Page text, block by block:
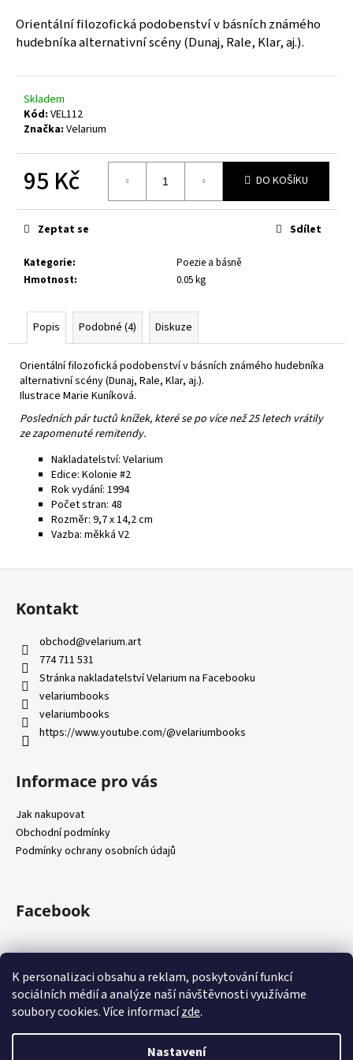
K personalizaci obsahu a reklam, poskytování funkcí
sociálních médií a analýze naší návštěvnosti využíváme
soubory cookies. Více informacízde.
Nastavení
Orientální filozofická podobenství v básních známého
hudebníka alternativní scény (Dunaj, Rale, Klar, aj.).
Skladem
Kód: VEL112
Značka: Velarium
95 Kč
cena:
DO KOŠÍKU
Kategorie:
Poezie a básně
Hmotnost: 0.05 kg
Zeptat se Sdílet
Popis Podobné (4) Diskuze
Orientální filozofická podobenství v básních známého hudebníka
alternativní scény (Dunaj, Rale, Klar, aj.).
Ilustrace Marie Kuníková.
Posledních pár tuctů knížek, které se po více než 25 letech vrátily
ze zapomenuté remitendy.
Nakladatelství: Velarium
Edice: Kolonie #2
Rok vydání: 1994
Počet stran: 48
Rozměr: 9,7 x 14,2 cm
Vazba: měkká V2
a
j
t
?
HLEDAT
o
p
u
u
j
m
e
Z
Kontakt
obchod@velarium.art
774 711 531
Stránka nakladatelství Velarium na Facebooku
velariumbooks
velariumbooks
https://www.youtube.com/@velariumbooks
Informace pro vás
Jak nakupovat
Obchodní podmínky
Podmínky ochrany osobních údajů
Facebook
Knihy über Grenze Klaus Ditté Fine Photography
Festival Šumava Litera Šumavskévíno.cz